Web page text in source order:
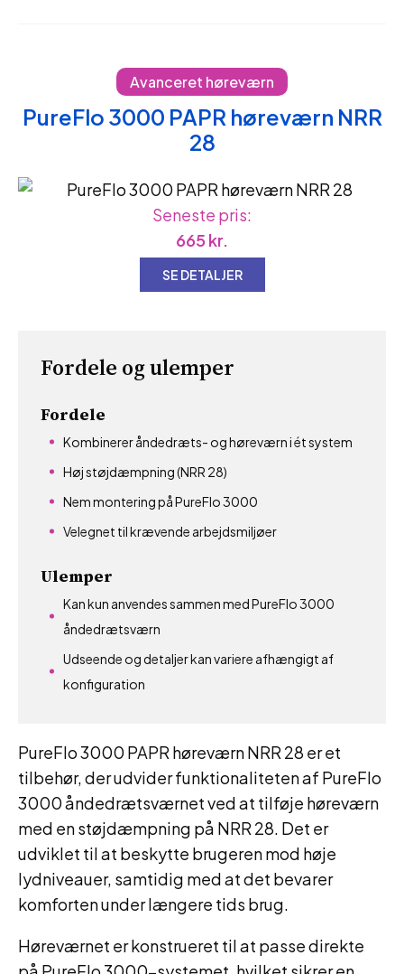
Avanceret høreværn
PureFlo 3000 PAPR høreværn NRR
28
PureFlo 3000 PAPR høreværn NRR 28 er et
tilbehør, der udvider funktionaliteten af PureFlo
3000 åndedrætsværnet ved at tilføje høreværn
med en støjdæmpning på NRR 28. Det er
udviklet til at beskytte brugeren mod høje
lydniveauer, samtidig med at det bevarer
komforten under længere tids brug.
Høreværnet er konstrueret til at passe direkte
Fordele og ulemper
Fordele
Kombinerer åndedræts- og høreværn i ét system
Høj støjdæmpning (NRR 28)
Nem montering på PureFlo 3000
Velegnet til krævende arbejdsmiljøer
Ulemper
Kan kun anvendes sammen med PureFlo 3000
åndedrætsværn
Udseende og detaljer kan variere afhængigt af
konfiguration
Seneste pris:
665 kr.
SE DETALJER